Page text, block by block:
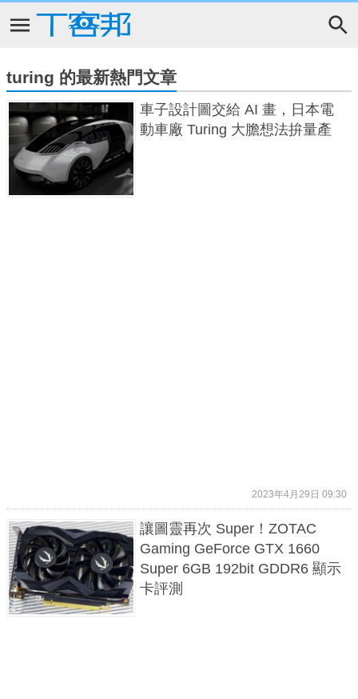
turing 的最新熱門文章
車子設計圖交給 AI 畫，日本電
動車廠 Turing 大膽想法拚量產
2023年4月29日 09:30
讓圖靈再次 Super！ZOTAC
Gaming GeForce GTX 1660
Super 6GB 192bit GDDR6 顯示
卡評測